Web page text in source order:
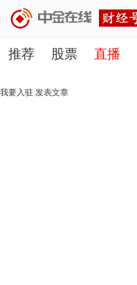
推荐 股票 直播
理财 行业
我要入驻 发表文章